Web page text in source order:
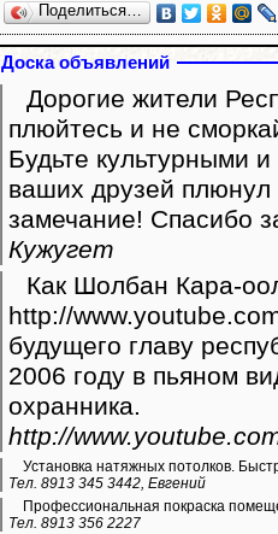
Поделиться…
Доска объявлений
Дорогие жители
плюйтесь и не
Будьте культурными
ваших друзей
замечание! Спасибо
Кужугет
Как Шолбан Кара-
http://www.youtube.com/
будущего главу
2006 году в пьяном
охранника.
http://
Установка натяжных потолков.
Тел. 8913 345 3442, Евгений
Профессиональная покраска
Тел. 8913 356 2227